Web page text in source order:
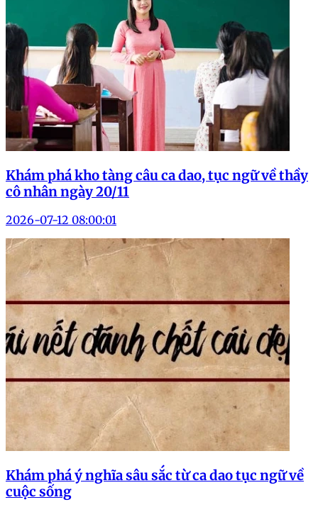
Khám phá kho tàng câu ca dao, tục ngữ về thầy
cô nhân ngày 20/11
2026-07-12 08:00:01
Khám phá ý nghĩa sâu sắc từ ca dao tục ngữ về
cuộc sống